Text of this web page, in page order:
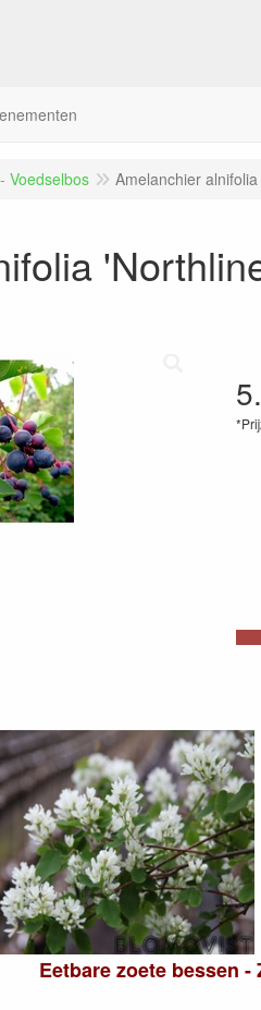
Voedselbos Amelanchier
Eetbare zoete bessen